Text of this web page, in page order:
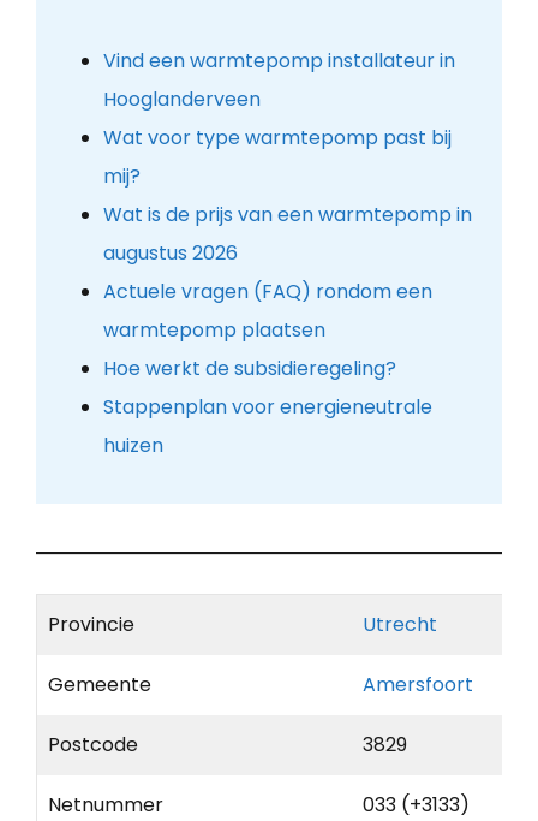
Vind een warmtepomp installateur in
Hooglanderveen
Wat voor type warmtepomp past bij
mij?
Wat is de prijs van een warmtepomp in
augustus 2026
Actuele vragen (FAQ) rondom een
warmtepomp plaatsen
Hoe werkt de subsidieregeling?
Stappenplan voor energieneutrale
huizen
Provincie Utrecht
Gemeente Amersfoort
Postcode 3829
Netnummer 033 (+3133)